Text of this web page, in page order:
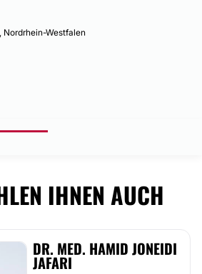
Nordrhein-Westfalen
IHNEN AUCH
DR. MED. HAMID JONEIDI
JAFARI